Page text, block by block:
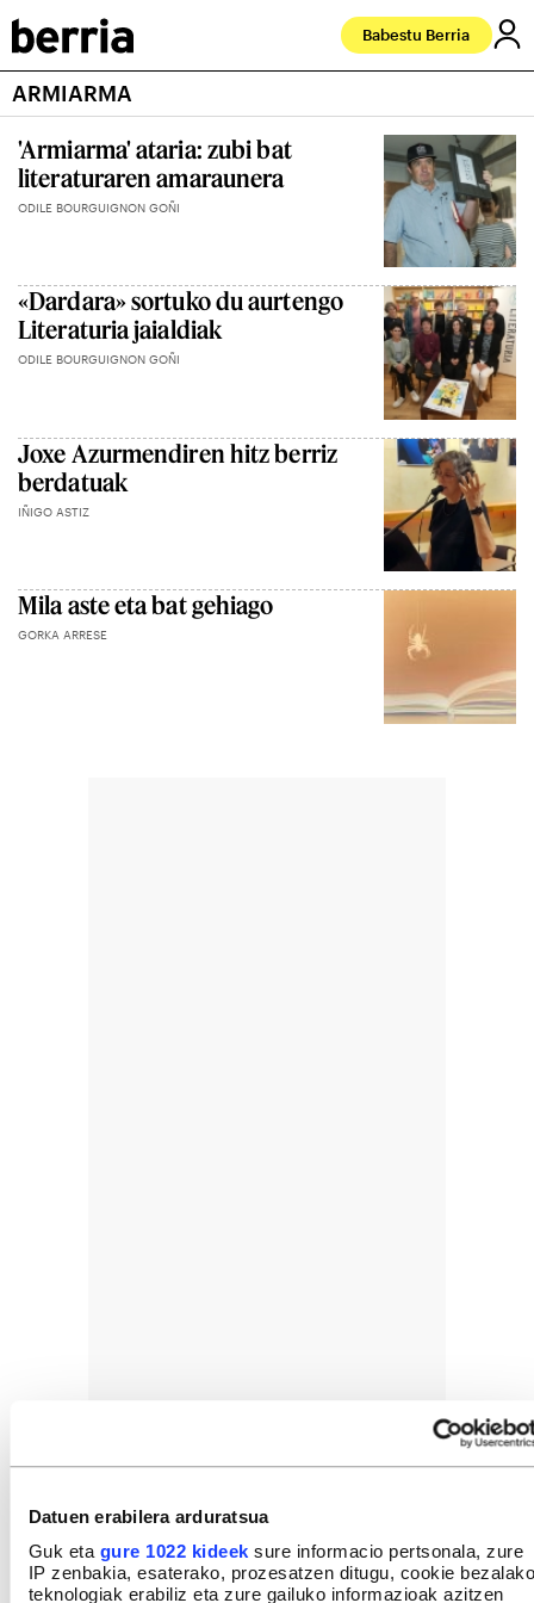
Datuen erabilera arduratsua
Guk eta gure 1022 kideek sure informacio pertsonala, zure
IP zenbakia, esaterako, prozesatzen ditugu, cookie bezalako
teknologiak erabiliz eta zure gailuko informazioak azitzen
Babestu Berria
ARMIARMA
'Armiarma' ataria: zubi bat
literaturaren amaraunera
ODILE BOURGUIGNON GOÑI
«Dardara» sortuko du aurtengo
Literaturia jaialdiak
ODILE BOURGUIGNON GOÑI
Joxe Azurmendiren hitz berriz
berdatuak
IÑIGO ASTIZ
Mila aste eta bat gehiago
GORKA ARRESE